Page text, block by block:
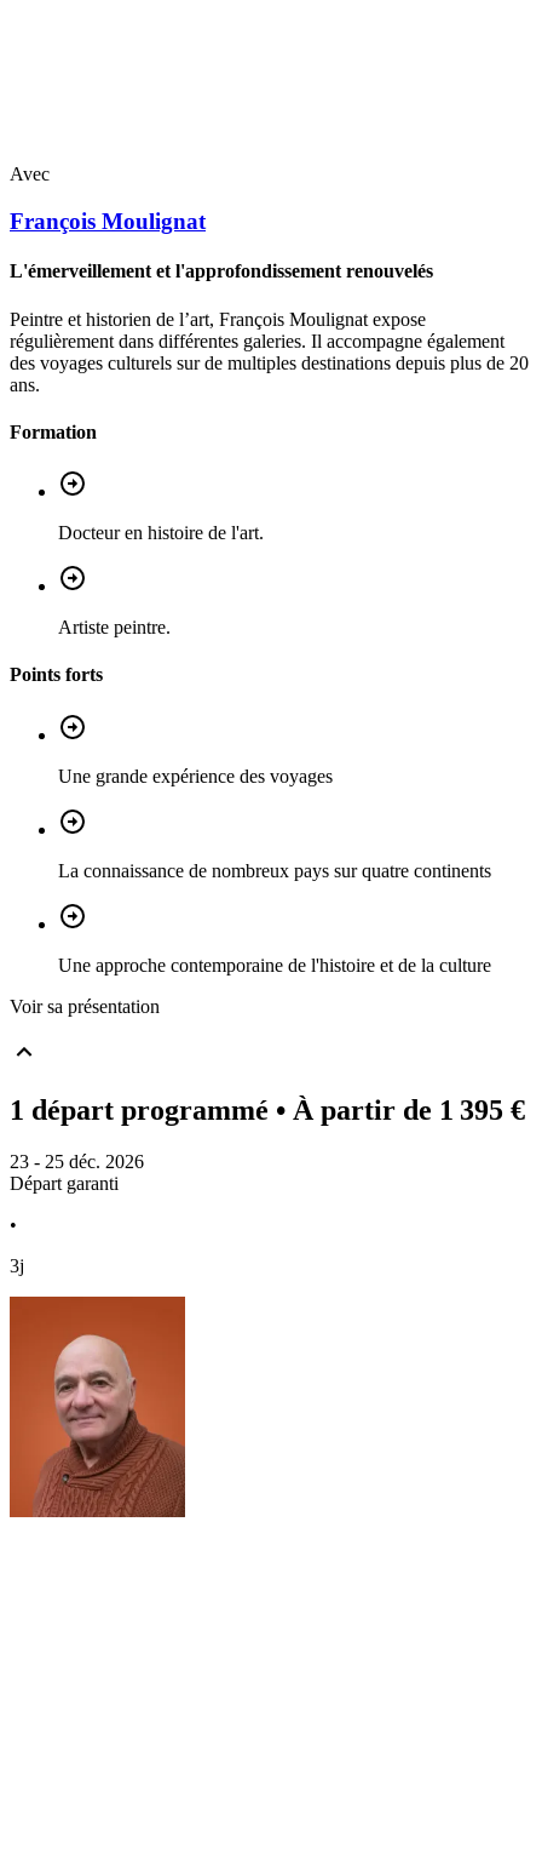
Avec
François Moulignat
L'émerveillement et l'approfondissement renouvelés
Peintre et historien de l’art, François Moulignat expose
régulièrement dans différentes galeries. Il accompagne également
des voyages culturels sur de multiples destinations depuis plus de 20
ans.
Formation
Docteur en histoire de l'art.
Artiste peintre.
Points forts
Une grande expérience des voyages
La connaissance de nombreux pays sur quatre continents
Une approche contemporaine de l'histoire et de la culture
Voir sa présentation
1 départ programmé • À partir de 1 395 €
23 - 25 déc. 2026
Départ garanti
•
3j